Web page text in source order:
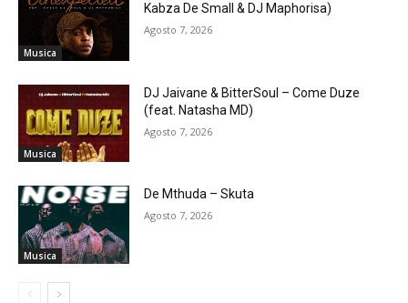
Musica
Kabza De Small & DJ Maphorisa)
Agosto 7, 2026
Musica
DJ Jaivane & BitterSoul – Come Duze
(feat. Natasha MD)
Agosto 7, 2026
Musica
De Mthuda – Skuta
Agosto 7, 2026